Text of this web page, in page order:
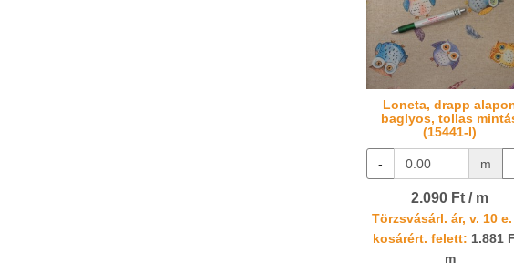
Loneta, drapp
baglyos, tollas
(15441-I)
- m
2.090 Ft / m
Törzsvásárl. ár, v. 10
kosárért. felett: 1.881
m